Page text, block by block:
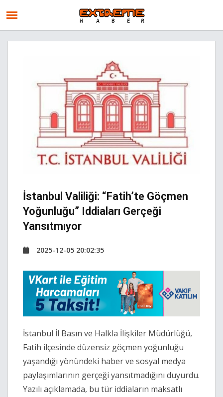
İstanbul Valiliği: “Fatih’te Göçmen
Yoğunluğu” Iddiaları Gerçeği
Yansıtmıyor
2025-12-05 20:02:35
İstanbul İl Basın ve Halkla İlişkiler Müdürlüğü,
Fatih ilçesinde düzensiz göçmen yoğunluğu
yaşandığı yönündeki haber ve sosyal medya
paylaşımlarının gerçeği yansıtmadığını duyurdu.
Yazılı açıklamada, bu tür iddiaların maksatlı